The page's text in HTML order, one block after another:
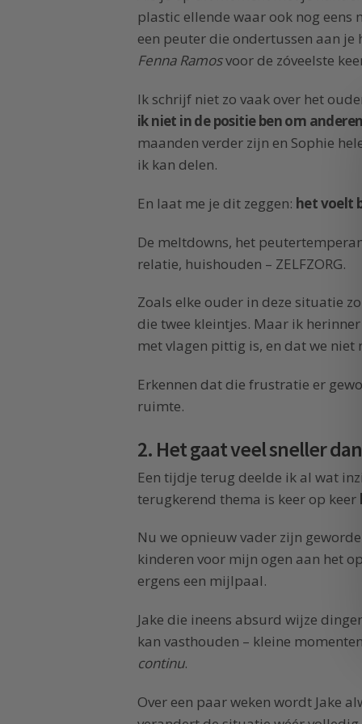
plastic ellende waar ook nog
een peuter die ondertussen aan
Fenna Ramosvoor de zóveelste
Ik schrijf niet zo vaak over het
ik niet in de positie ben om
maanden verder zijn en Sophie
ik kan delen.
En laat me je dit zeggen: het voelt
De meltdowns, het
relatie, huishouden – ZELFZORG.
Zoals elke ouder in deze situatie
die twee kleintjes. Maar ik
met vlagen pittig is, en dat we niet
Erkennen dat die frustratie er
ruimte.
2. Het gaat veel sneller
Een tijdje terug deelde ik al wat
terugkerend thema is keer op keer
Nu we opnieuw vader zijn
kinderen voor mijn ogen aan het
ergens een mijlpaal.
Jake die ineens absurd wijze
kan vasthouden – kleine
continu.
Over een paar weken wordt Jake